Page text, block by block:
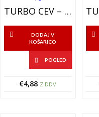
TURBO CEV – INTERCOOLER CEV – 300-5282-18
DODAJ V
KOŠARICO
POGLED
€4,88 Z DDV